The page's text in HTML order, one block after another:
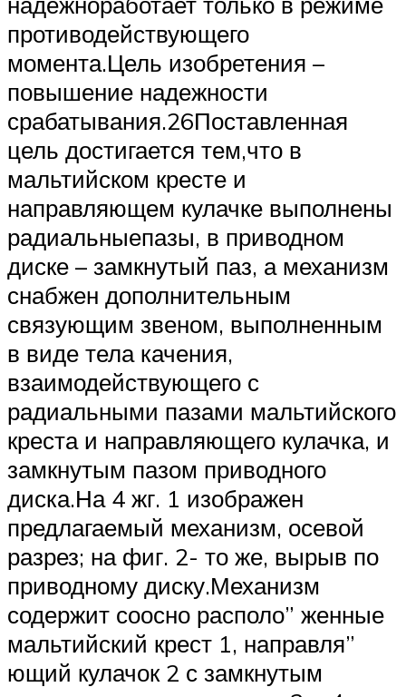
противодействующего
момента.Цель изобретения –
повышение надежности
срабатывания.26Поставленная
цель достигается тем,что в
мальтийском кресте и
направляющем кулачке выполнены
радиальныепазы, в приводном
диске – замкнутый паз, а механизм
снабжен дополнительным
связующим звеном, выполненным
в виде тела качения,
взаимодействующего с
радиальными пазами мальтийского
креста и направляющего кулачка, и
замкнутым пазом приводного
диска.На 4 жг. 1 изображен
предлагаемый механизм, осевой
разрез; на фиг. 2- то же, вырыв по
приводному диску.Механизм
содержит соосно располо” женные
мальтийский крест 1, направля”
ющий кулачок 2 с замкнутым